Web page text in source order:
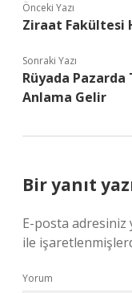
Önceki Yazı
Ziraat Fakültesi
Sonraki Yazı
Rüyada Pazarda
Anlama Gelir
Bir yanıt
E-posta adresiniz
ile
Yorum